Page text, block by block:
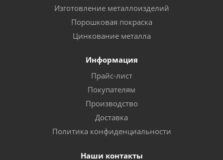
Изготовление металлоизделий
Порошковая покраска
Цинкование металла
Информация
Прайс-лист
Покупателям
Производство
Доставка
Политика конфиденциальности
Наши контакты